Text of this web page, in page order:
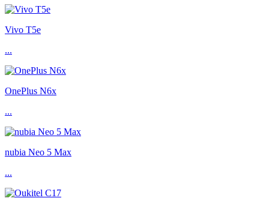
Vivo T5e
...
OnePlus N6x
...
nubia Neo 5 Max
...